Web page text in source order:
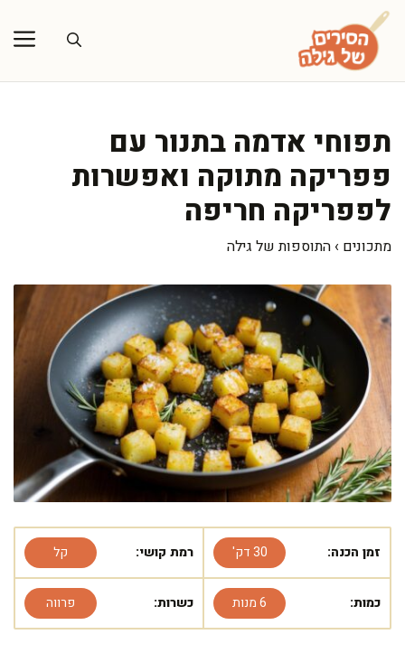
לדלג
לתוכן
תפוחי אדמה בתנור עם
פפריקה מתוקה ואפשרות
לפפריקה חריפה
מתכונים › התוספות של גילה
זמן הכנה: 30 דק' רמת קושי: קל
כמות: 6 מנות כשרות: פרווה